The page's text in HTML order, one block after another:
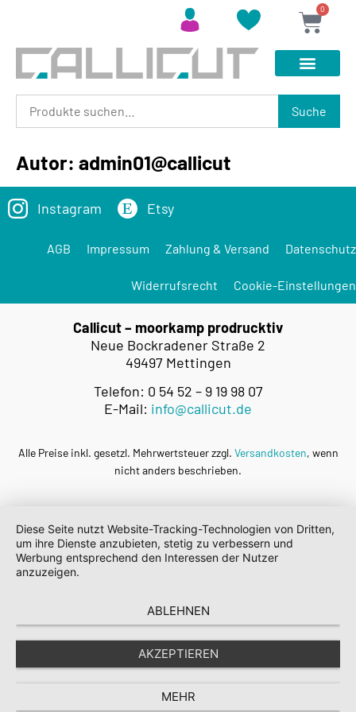
0
Suche
Autor: admin01@callicut
Instagram Etsy
AGB Impressum Zahlung & Versand Datenschutz
Widerrufsrecht Cookie-Einstellungen
Callicut – moorkamp prodrucktiv
Neue Bockradener Straße 2
49497 Mettingen
Telefon: 0 54 52 – 9 19 98 07
E-Mail: info@callicut.de
Alle Preise inkl. gesetzl. Mehrwertsteuer zzgl. Versandkosten, wenn
nicht anders beschrieben.
Diese Seite nutzt Website-Tracking-Technologien von Dritten,
um ihre Dienste anzubieten, stetig zu verbessern und
Werbung entsprechend den Interessen der Nutzer
anzuzeigen.
ABLEHNEN
AKZEPTIEREN
MEHR